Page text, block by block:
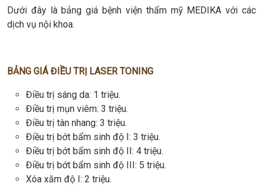
Dưới đây là bảng giá bệnh viện thẩm mỹ MEDIKA với các
dịch vụ nội khoa.
BẢNG GIÁ ĐIỀU TRỊ LASER TONING
Điều trị sáng da: 1 triệu.
Điều trị mụn viêm: 3 triệu.
Điều trị tàn nhang: 3 triệu.
Điều trị bớt bẩm sinh độ I: 3 triệu.
Điều trị bớt bẩm sinh độ II: 4 triệu.
Điều trị bớt bẩm sinh độ III: 5 triệu.
Xóa xăm độ I: 2 triệu.